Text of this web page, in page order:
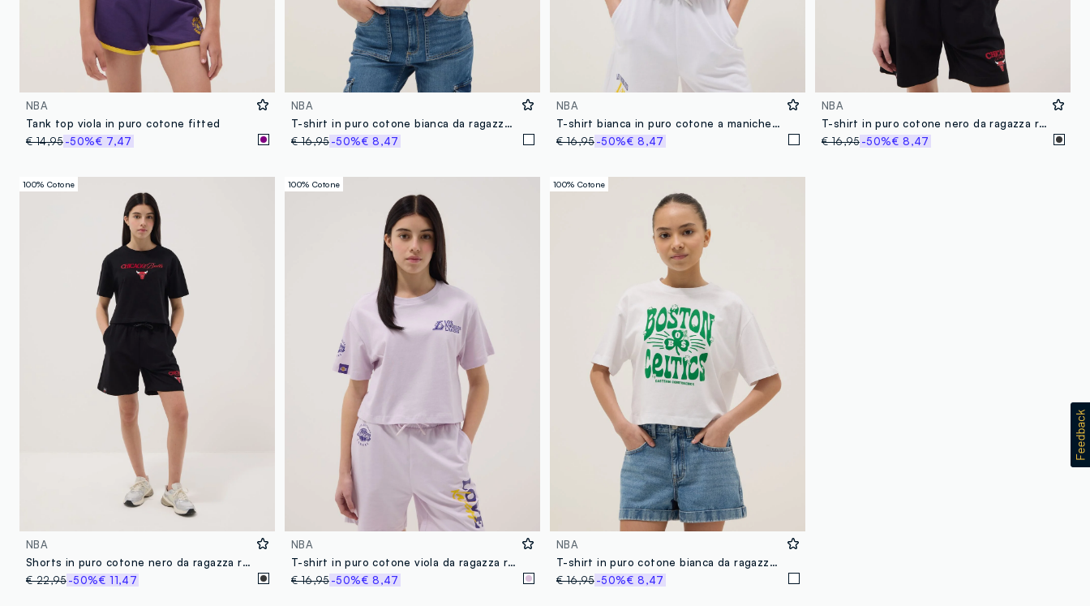
NBA
Tank top viola in puro cotone fitted
€ 14,95-50%€ 7,47
NBA
T-shirt in puro cotone bianca da ragazza regular fit New York Knicks
€ 16,95-50%€ 8,47
NBA
T-shirt bianca in puro cotone a maniche corte
€ 16,95-50%€ 8,47
NBA
T-shirt in puro cotone nero da ragazza relaxed fit Chicago Bulls
€ 16,95-50%€ 8,47
100% Cotone
NBA
Shorts in puro cotone nero da ragazza relaxed fit Chicago Bulls
€ 22,95-50%€ 11,47
100% Cotone
NBA
T-shirt in puro cotone viola da ragazza relaxed fit con stampe Lakers
€ 16,95-50%€ 8,47
100% Cotone
NBA
T-shirt in puro cotone bianca da ragazza relaxed fit Boston Celtics
€ 16,95-50%€ 8,47